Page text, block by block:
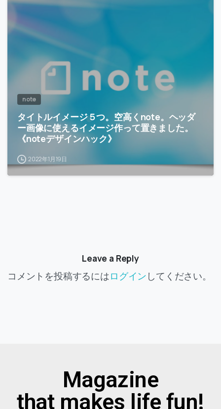
note
タイトルイメージ５つ。空高くnote。ヘッダ
ー画像に使えるイメージ作って置きました。
《noteデザインハック》
2022年1月19日
Leave a Reply
コメントを投稿するにはログインしてください。
Magazine
that makes life fun!